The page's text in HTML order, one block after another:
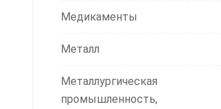
Медикаменты
Металл
Металлургическая
промышленность,